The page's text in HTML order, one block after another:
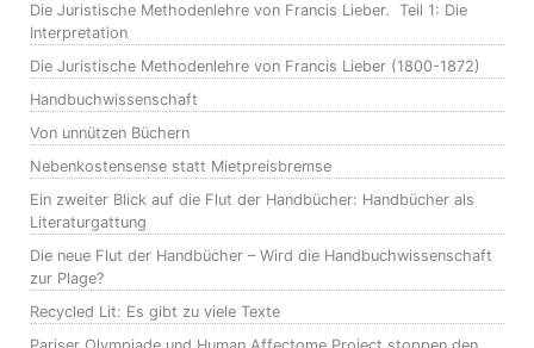
Die Juristische Methodenlehre von Francis Lieber. Teil 1: Die
Interpretation
Die Juristische Methodenlehre von Francis Lieber (1800-1872)
Handbuchwissenschaft
Von unnützen Büchern
Nebenkostensense statt Mietpreisbremse
Ein zweiter Blick auf die Flut der Handbücher: Handbücher als
Literaturgattung
Die neue Flut der Handbücher – Wird die Handbuchwissenschaft
zur Plage?
Recycled Lit: Es gibt zu viele Texte